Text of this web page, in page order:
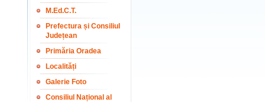
M.Ed.C.T.
Prefectura și Consiliul
Județean
Primăria Oradea
Localități
Galerie Foto
Consiliul Național al